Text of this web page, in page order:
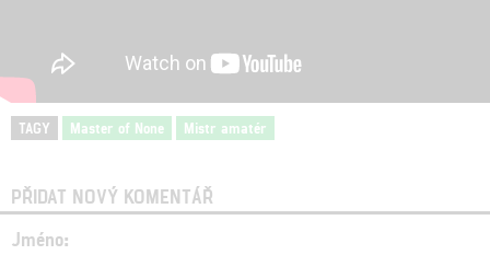
TAGY Master of None Mistr amatér
PŘIDAT NOVÝ KOMENTÁŘ
Jméno: